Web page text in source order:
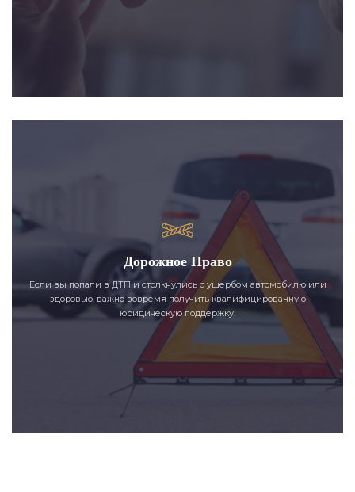
Дорожное Право
Если вы попали в ДТП и столкнулись с ущербом автомобилю или
здоровью, важно вовремя получить квалифицированную
юридическую поддержку.